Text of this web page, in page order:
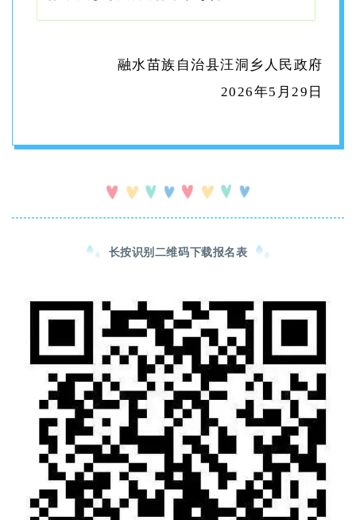
融水苗族自治县汪洞乡人民政府
2026年5月29日
长按识别二维码下载报名表